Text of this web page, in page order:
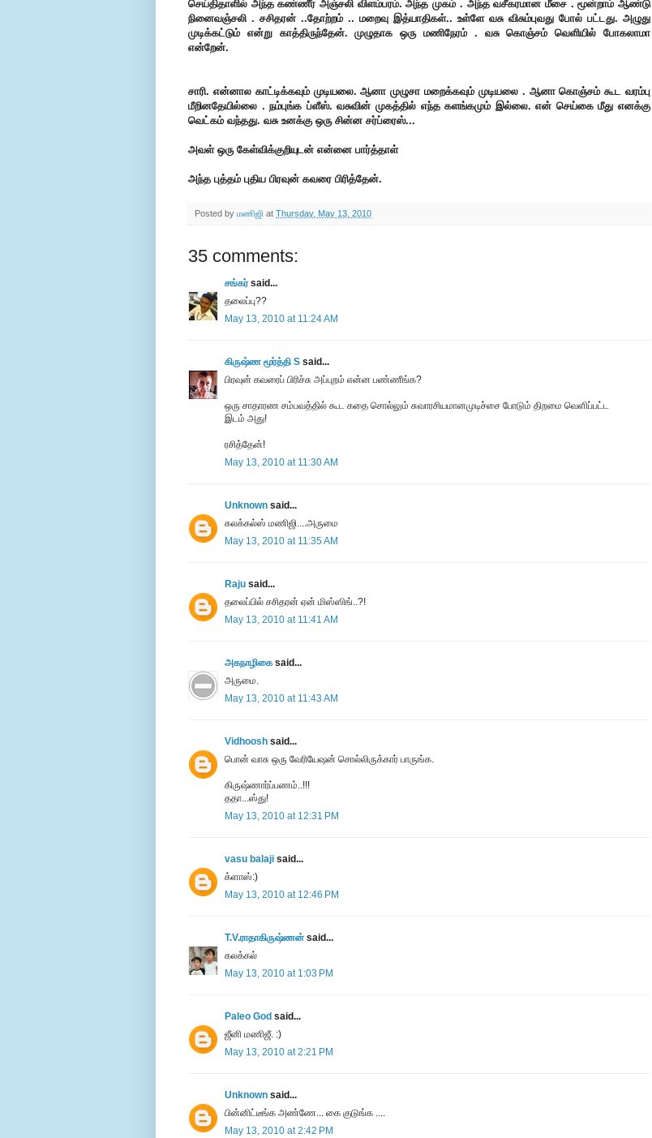
செய்திதாளில் அந்த கண்ணீர் அஞ்சலி விளம்பரம். அந்த முகம் . அந்த வசீகரமான மீசை . மூன்றாம் ஆண்டு
நினைவஞ்சலி . சசிதரன் ..தோற்றம் .. மறைவு இத்யாதிகள்.. உள்ளே வசு விசும்புவது போல் பட்டது. அழுது
முடிக்கட்டும் என்று காத்திருந்தேன். முழுதாக ஒரு மணிநேரம் . வசு கொஞ்சம் வெளியில் போகலாமா
என்றேன்.
சாரி. என்னால காட்டிக்கவும் முடியலை. ஆனா முழுசா மறைக்கவும் முடியலை . ஆனா கொஞ்சம் கூட வரம்பு
மீறினதேயில்லை . நம்புங்க ப்ளீஸ்.வசுவின் முகத்தில் எந்த களங்கமும் இல்லை. என் செய்கை மீது எனக்கு
வெட்கம் வந்தது. வசு உனக்கு ஒரு சின்ன சர்ப்ரைஸ்...
அவள் ஒரு கேள்விக்குறியுடன் என்னை பார்த்தாள்
அந்த புத்தம் புதிய பிரவுன் கவரை பிரித்தேன்.
Posted by மணிஜி at Thursday, May 13, 2010
35 comments:
சங்கர்said...
தலைப்பு??
May 13, 2010 at 11:24 AM
கிருஷ்ண மூர்த்தி S said...
பிரவுன் கவரைப் பிரிச்சு அப்புறம் என்ன பண்ணீங்க?
ஒரு சாதாரண சம்பவத்தில் கூட கதை சொல்லும் சுவாரசியமானமுடிச்சை போடும் திறமை வெளிப்பட்ட
இடம் அது!
ரசித்தேன்!
May 13, 2010 at 11:30 AM
Unknown said...
கலக்கல்ஸ் மணிஜி....அருமை
May 13, 2010 at 11:35 AM
Raju said...
தலைப்பில் சசிதரன் ஏன் மிஸ்ஸிங்..?!
May 13, 2010 at 11:41 AM
அகநாழிகை said...
அருமை.
May 13, 2010 at 11:43 AM
Vidhoosh said...
பொன் வாசு ஒரு வேரியேஷன் சொல்லிருக்கார் பாருங்க.
கிருஷ்ணார்ப்பணம்..!!!
ததா...ஸ்து!
May 13, 2010 at 12:31 PM
vasu balaji said...
க்ளாஸ்:)
May 13, 2010 at 12:46 PM
T.V.ராதாகிருஷ்ணன் said...
கலக்கல்
May 13, 2010 at 1:03 PM
Paleo God said...
ஜீனி மணிஜீ. :)
May 13, 2010 at 2:21 PM
Unknown said...
பின்னிட்டீங்க அண்ணே... கை குடுங்க ....
May 13, 2010 at 2:42 PM